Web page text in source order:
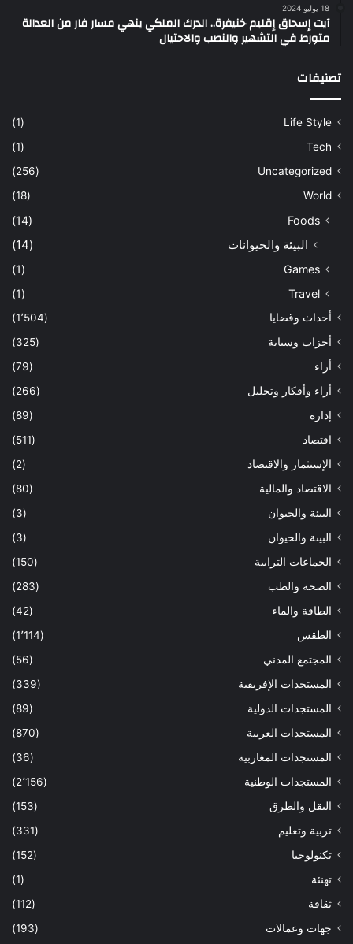
18 يوليو 2024
آيت إسحاق إقليم خنيفرة.. الدرك الملكي ينهي مسار فار من العدالة
متورط في التشهير والنصب والاحتيال
تصنيفات
Life Style
(1)
Tech
(1)
Uncategorized
(256)
World
(18)
Foods
(14)
البيئة والحيوانات (14)
Games
(1)
Travel
(1)
أحداث وقضايا
(1٬504)
أحزاب وسياية
(325)
أراء
(79)
أراء وأفكار وتحليل
(266)
إدارة
(89)
اقتصاد
(511)
الإستثمار والاقتصاد
(2)
الاقتصاد والمالية
(80)
البيئة والحيوان
(3)
البيىة والحيوان
(3)
الجماعات الترابية
(150)
الصحة والطب
(283)
الطاقة والماء
(42)
الطقس
(1٬114)
المجتمع المدني
(56)
المستجدات الإفريقية
(339)
المستجدات الدولية
(89)
المستجدات العربية
(870)
المستجدات المغاربية
(36)
المستجدات الوطنية
(2٬156)
النقل والطرق
(153)
تربية وتعليم
(331)
تكنولوجيا
(152)
تهنئة
(1)
ثقافة
(112)
جهات وعمالات
(193)